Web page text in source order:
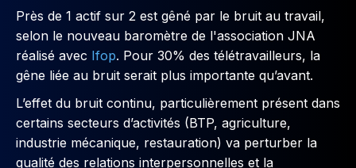
Près de 1 actif sur 2 est gêné par le bruit au travail,
selon le nouveau baromètre de l'association JNA
réalisé avec Ifop. Pour 30% des télétravailleurs, la
gêne liée au bruit serait plus importante qu’avant.
L’effet du bruit continu, particulièrement présent dans
certains secteurs d’activités (BTP, agriculture,
industrie mécanique, restauration) va perturber la
qualité des relations interpersonnelles et la